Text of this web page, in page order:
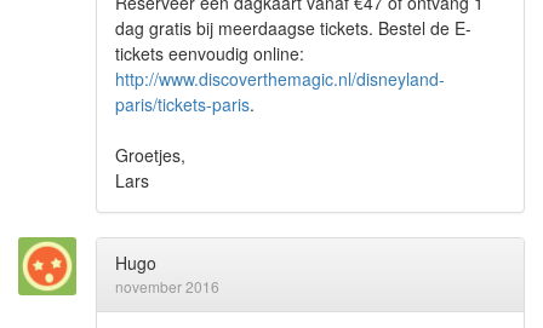
dag gratis bij meerdaagse tickets. Bestel de E-
tickets eenvoudig online:
http://www.discoverthemagic.nl/disneyland-
paris/tickets-paris.
Groetjes,
Lars
Hugo
november 2016